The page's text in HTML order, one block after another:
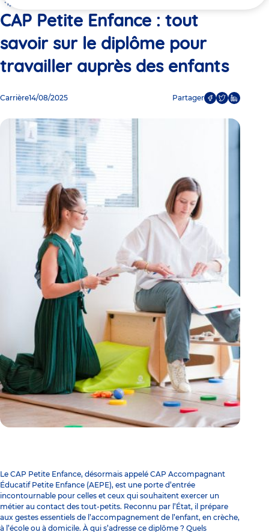
ici
auprès des enfants
CAP Petite Enfance : tout
savoir sur le diplôme pour
travailler auprès des enfants
Carrière14/08/2025 Partager
Le CAP Petite Enfance, désormais appelé CAP Accompagnant
Éducatif Petite Enfance (AEPE), est une porte d’entrée
incontournable pour celles et ceux qui souhaitent exercer un
métier au contact des tout-petits. Reconnu par l’État, il prépare
aux gestes essentiels de l’accompagnement de l’enfant, en crèche,
à l’école ou à domicile. À qui s’adresse ce diplôme ? Quels